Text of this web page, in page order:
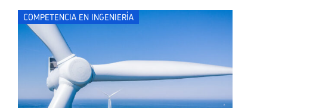
COMPETENCIA EN INGENIERÍA